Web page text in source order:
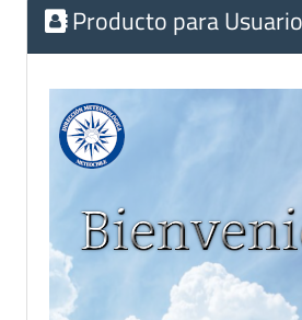
Producto para